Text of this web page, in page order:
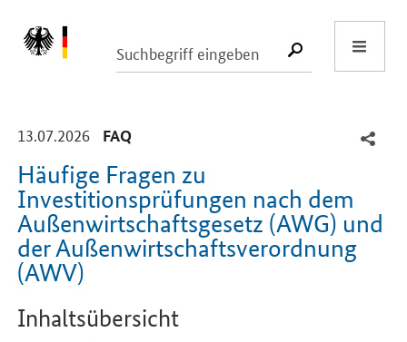
SUCHE
13.07.2026 -
FAQ
Häufige Fragen zu
Investitionsprüfungen nach dem
Außenwirtschaftsgesetz (AWG) und
der Außenwirtschaftsverordnung
(AWV)
Einleitung
Inhaltsübersicht